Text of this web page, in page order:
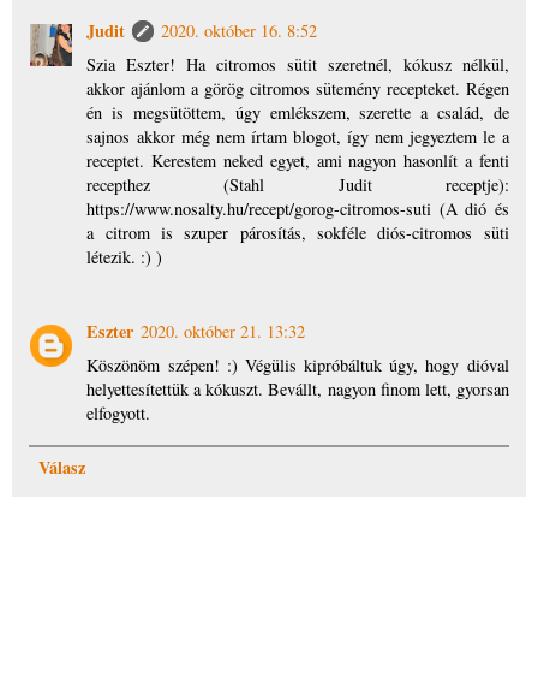
Judit
2020. október 16. 8:52
Szia Eszter! Ha citromos sütit szeretnél, kókusz nélkül,
akkor ajánlom a görög citromos sütemény recepteket. Régen
én is megsütöttem, úgy emlékszem, szerette a család, de
sajnos akkor még nem írtam blogot, így nem jegyeztem le a
receptet. Kerestem neked egyet, ami nagyon hasonlít a fenti
recepthez (Stahl Judit receptje):
https://www.nosalty.hu/recept/gorog-citromos-suti (A dió és
a citrom is szuper párosítás, sokféle diós-citromos süti
létezik. :) )
Eszter 2020. október 21. 13:32
Köszönöm szépen! :) Végülis kipróbáltuk úgy, hogy dióval
helyettesítettük a kókuszt. Bevállt, nagyon finom lett, gyorsan
elfogyott.
Válasz